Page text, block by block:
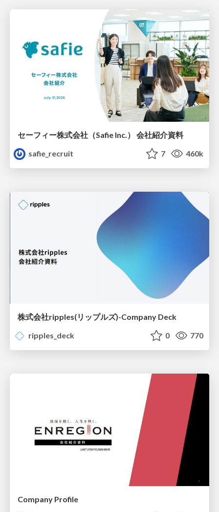
セーフィー株式会社（Safie Inc.） 会社紹介資料
safie_recruit
7 460k
株式会社ripples(リップルズ)-Company Deck
ripples_deck
0 770
Company Profile